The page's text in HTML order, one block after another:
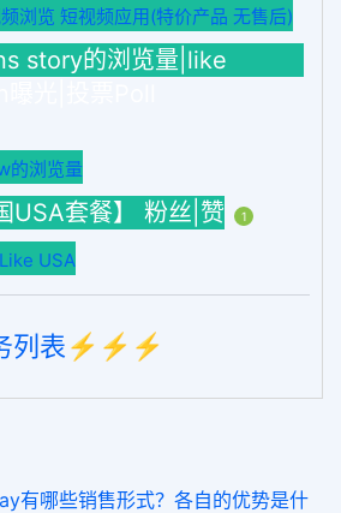
浏览 短视频应用(特价产品 无售后)
story的浏览量|like
的浏览量
USA套餐】 粉丝|赞 1
USA
列表⚡️⚡️⚡️
有哪些销售形式？各自的优势是什